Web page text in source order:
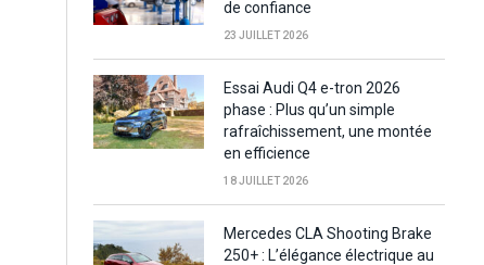
de confiance
23 JUILLET 2026
Essai Audi Q4 e-tron 2026
phase : Plus qu’un simple
rafraîchissement, une montée
en efficience
18 JUILLET 2026
Mercedes CLA Shooting Brake
250+ : L’élégance électrique au